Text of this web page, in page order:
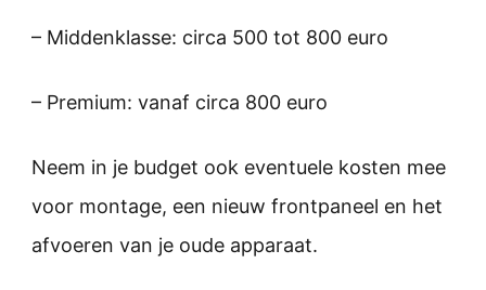
– Middenklasse: circa 500 tot 800 euro
– Premium: vanaf circa 800 euro
Neem in je budget ook eventuele kosten mee
voor montage, een nieuw frontpaneel en het
afvoeren van je oude apparaat.